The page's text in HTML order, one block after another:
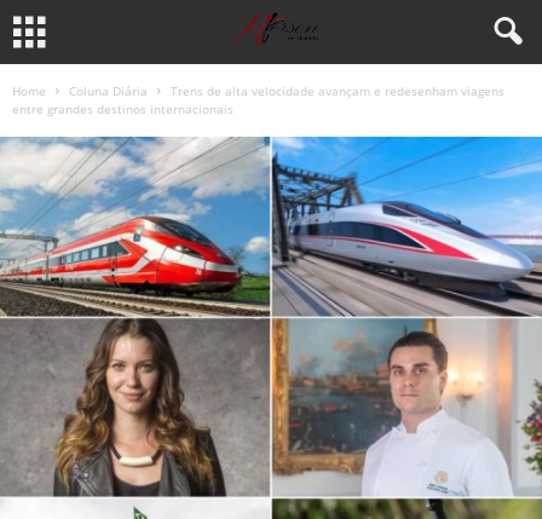
Home Coluna Diária
Trens de alta velocidade avançam e redesenham viagens
entre grandes destinos internacionais